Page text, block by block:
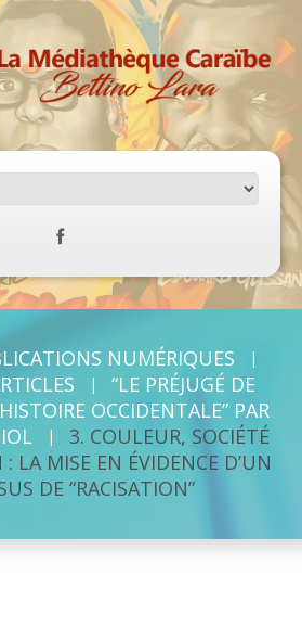
NUMÉRIQUES
“LE PRÉJUGÉ DE
OCCIDENTALE” PAR
3. COULEUR, SOCIÉTÉ
LA MISE EN ÉVIDENCE D’UN
DE “RACISATION”